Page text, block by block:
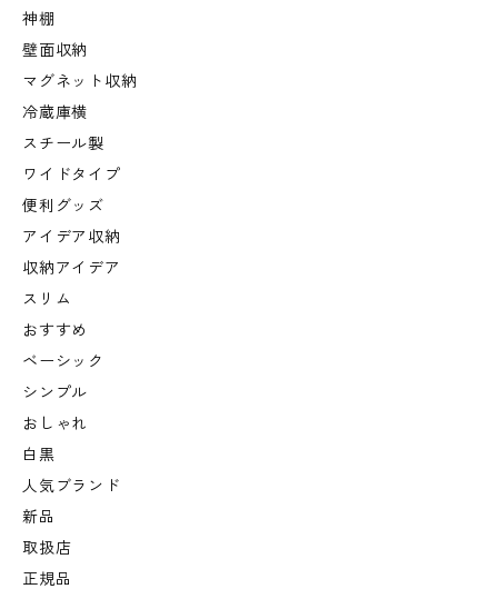
神棚
壁面収納
マグネット収納
冷蔵庫横
スチール製
ワイドタイプ
便利グッズ
アイデア収納
収納アイデア
スリム
おすすめ
ベーシック
シンプル
おしゃれ
白黒
人気ブランド
新品
取扱店
正規品